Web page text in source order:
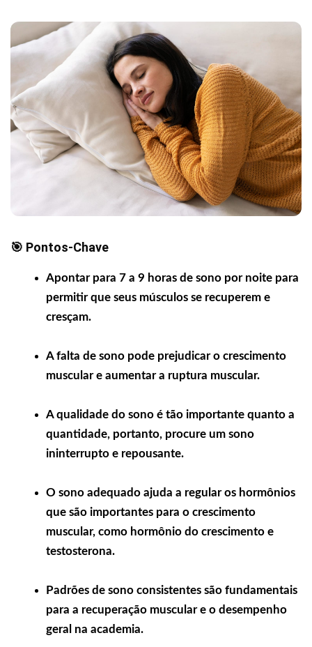
🎯 Pontos-Chave
Apontar para 7 a 9 horas de sono por noite para
permitir que seus músculos se recuperem e
cresçam.
A falta de sono pode prejudicar o crescimento
muscular e aumentar a ruptura muscular.
A qualidade do sono é tão importante quanto a
quantidade, portanto, procure um sono
ininterrupto e repousante.
O sono adequado ajuda a regular os hormônios
que são importantes para o crescimento
muscular, como hormônio do crescimento e
testosterona.
Padrões de sono consistentes são fundamentais
para a recuperação muscular e o desempenho
geral na academia.